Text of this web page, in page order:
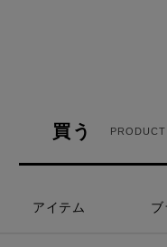
買う PRODUCT
アイテム ブ